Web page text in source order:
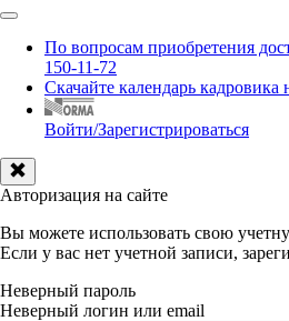
По вопросам приобретения
150-11-72
Скачайте календарь кадровика
Войти/Зарегистрироваться
Авторизация на сайте
Вы можете использовать свою
Если у вас нет учетной записи,
Неверный пароль
Неверный логин или email